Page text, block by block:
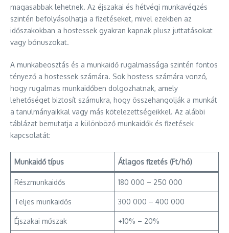
magasabbak lehetnek. Az éjszakai és hétvégi munkavégzés
szintén befolyásolhatja a fizetéseket, mivel ezekben az
időszakokban a hostessek gyakran kapnak plusz juttatásokat
vagy bónuszokat.
A munkabeosztás és a munkaidő rugalmassága szintén fontos
tényező a hostessek számára. Sok hostess számára vonzó,
hogy rugalmas munkaidőben dolgozhatnak, amely
lehetőséget biztosít számukra, hogy összehangolják a munkát
a tanulmányaikkal vagy más kötelezettségeikkel. Az alábbi
táblázat bemutatja a különböző munkaidők és fizetések
kapcsolatát:
Munkaidő típus Átlagos fizetés (Ft/hó)
Részmunkaidős 180 000 – 250 000
Teljes munkaidős 300 000 – 400 000
Éjszakai műszak +10% – 20%